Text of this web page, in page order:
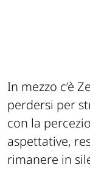
In mezzo c’è
perdersi per
con la
aspettative,
rimanere in